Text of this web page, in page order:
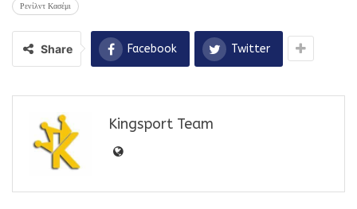
Ρενίλντ Κασέμι
Share Facebook Twitter
Kingsport Team